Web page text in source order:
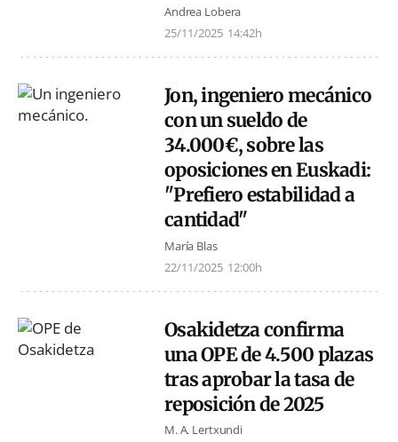
Andrea Lobera
25/11/2025 14:42h
Jon, ingeniero mecánico
con un sueldo de
34.000€, sobre las
oposiciones en Euskadi:
"Prefiero estabilidad a
cantidad"
María Blas
22/11/2025 12:00h
Osakidetza confirma
una OPE de 4.500 plazas
tras aprobar la tasa de
reposición de 2025
M. A. Lertxundi